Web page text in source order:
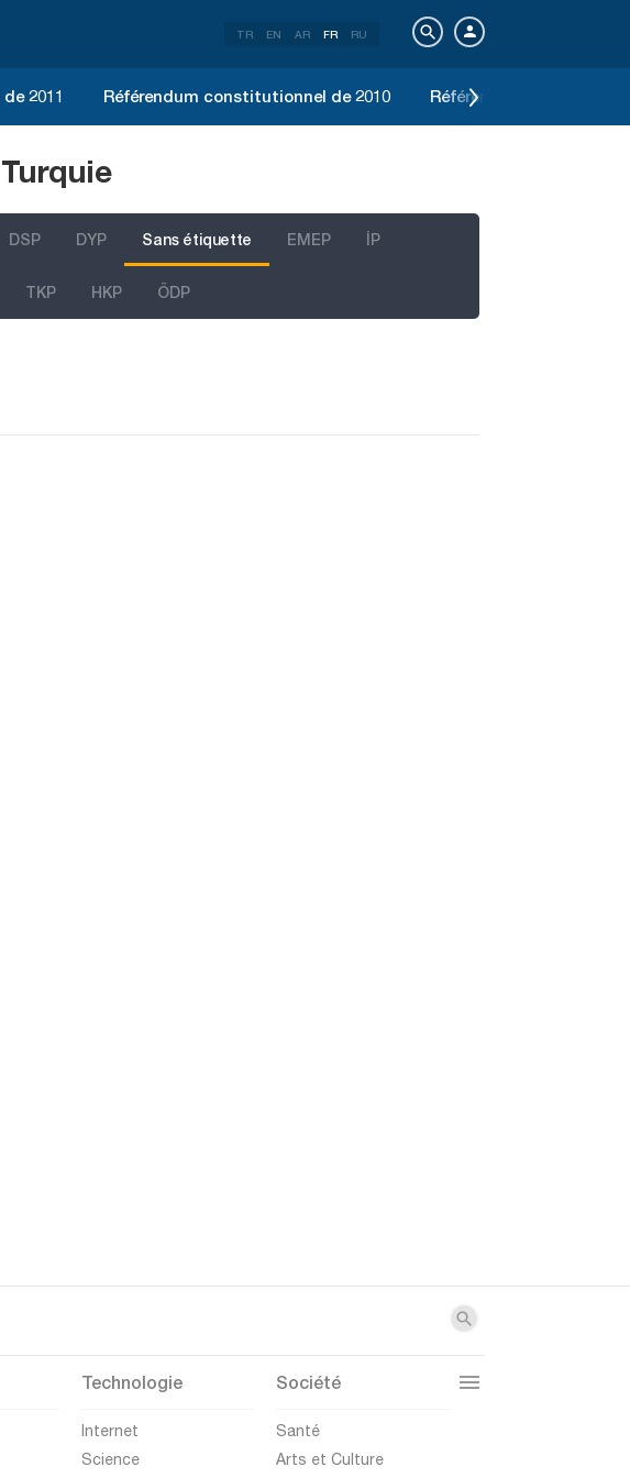
TR EN AR FR RU
2011 Référendum constitutionnel de 2010 Référendum
DSP DYP Sans étiquette EMEP İP
TKP HKP ÖDP
Technologie
Internet
Science
Société
Santé
Arts et Culture